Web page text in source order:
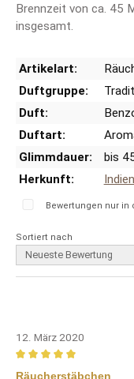
Brennzeit von ca. 45
insgesamt.
Artikelart:
Duftgruppe:
Duft:
Duftart:
Glimmdauer:
bis
Herkunft:
Indien
Bewertungen nur
Sortiert nach
12. März 2020
Bewertung mit 5 von 5
Räucherstäbchen